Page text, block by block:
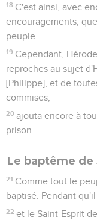
18 C'est ainsi, avec
encouragements,
peuple.
19 Cependant,
reproches au sujet
[Philippe], et de
commises,
20 ajouta encore à
prison.
Le baptême de
21 Comme tout le
baptisé. Pendant
22 et le Saint-Esprit